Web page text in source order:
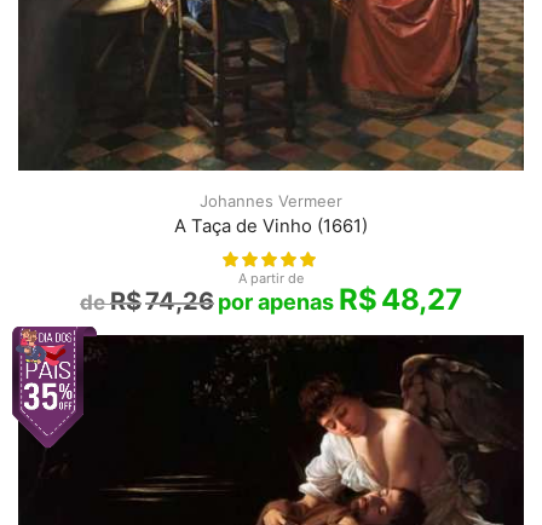
Johannes Vermeer
A Taça de Vinho (1661)
A partir de
R$74,26 R$48,27